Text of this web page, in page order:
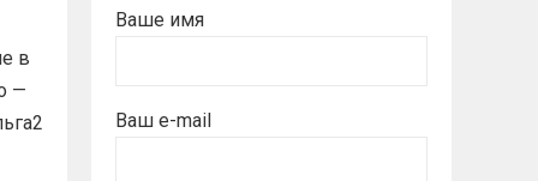
в
—
Ваше имя
Ваш e-mail